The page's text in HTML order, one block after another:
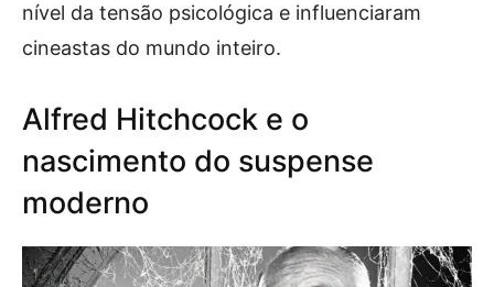
nível da tensão psicológica e influenciaram
cineastas do mundo inteiro.
Alfred Hitchcock e o
nascimento do suspense
moderno